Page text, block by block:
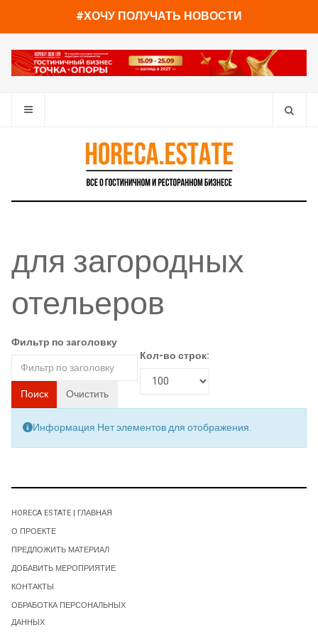
#ХОЧУ ПОЛУЧАТЬ НОВОСТИ
для загородных
отельеров
Фильтр по заголовку
Поиск Очистить
Кол-во строк:
Информация Нет элементов для отображения.
HORECA ESTATE | ГЛАВНАЯ
О ПРОЕКТЕ
ПРЕДЛОЖИТЬ МАТЕРИАЛ
ДОБАВИТЬ МЕРОПРИЯТИЕ
КОНТАКТЫ
ОБРАБОТКА ПЕРСОНАЛЬНЫХ
ДАННЫХ